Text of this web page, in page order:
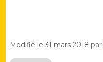
Modifié le 31 mars 2018 par